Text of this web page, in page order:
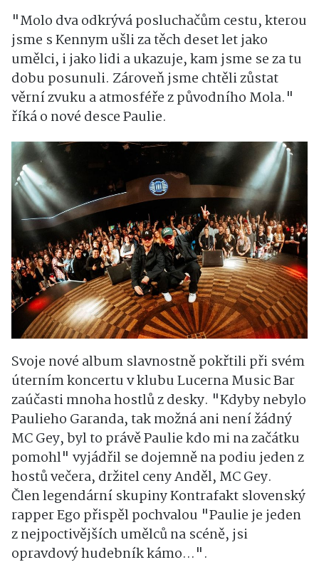
"Molo dva odkrývá posluchačům cestu, kterou
jsme s Kennym ušli za těch deset let jako
umělci, i jako lidi a ukazuje, kam jsme se za tu
dobu posunuli. Zároveň jsme chtěli zůstat
věrní zvuku a atmosféře z původního Mola."
říká o nové desce Paulie.
Svoje nové album slavnostně pokřtili při svém
úterním koncertu v klubu Lucerna Music Bar
zaúčasti mnoha hostlů z desky. "Kdyby nebylo
Paulieho Garanda, tak možná ani není žádný
MC Gey, byl to právě Paulie kdo mi na začátku
pomohl" vyjádřil se dojemně na podiu jeden z
hostů večera, držitel ceny Anděl, MC Gey.
Člen legendární skupiny Kontrafakt slovenský
rapper Ego přispěl pochvalou "Paulie je jeden
z nejpoctivějších umělců na scéně, jsi
opravdový hudebník kámo...".